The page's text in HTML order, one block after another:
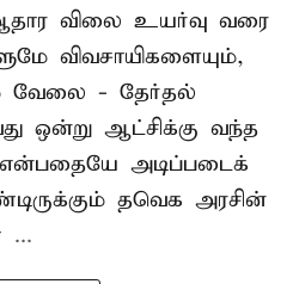
விலை உயர்வு வரை
விவசாயிகளையும்,
வேலை - தேர்தல்
ஒன்று ஆட்சிக்கு வந்த
என்பதையே அடிப்படைக்
தவெக அரசின்
...